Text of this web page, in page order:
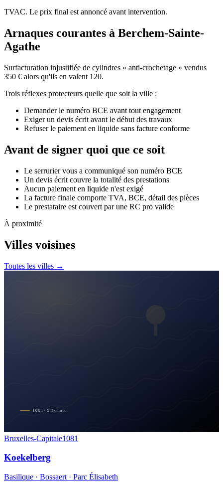
TVAC. Le prix final est annoncé avant intervention.
Arnaques courantes à Berchem-Sainte-
Agathe
Surfacturation injustifiée de cylindres « anti-crochetage » vendus
350 € alors qu'ils en valent 120.
Trois réflexes protecteurs quelle que soit la ville :
Demander le numéro BCE avant tout engagement
Exiger un devis écrit avant le début des travaux
Refuser le paiement en liquide sans facture conforme
Avant de signer quoi que ce soit
Le serrurier vous a communiqué son numéro BCE
Un devis écrit couvre la totalité des prestations
Aucun paiement en liquide n'est exigé
La facture finale comporte TVA, BCE, détail des pièces
Le prestataire est couvert par une RC pro valide
À proximité
Villes voisines
Toutes les villes →
1081 · 22 k hab.
Bruxelles-Capitale1081
Koekelberg
Basilique · Bossaert · Parc Élisabeth